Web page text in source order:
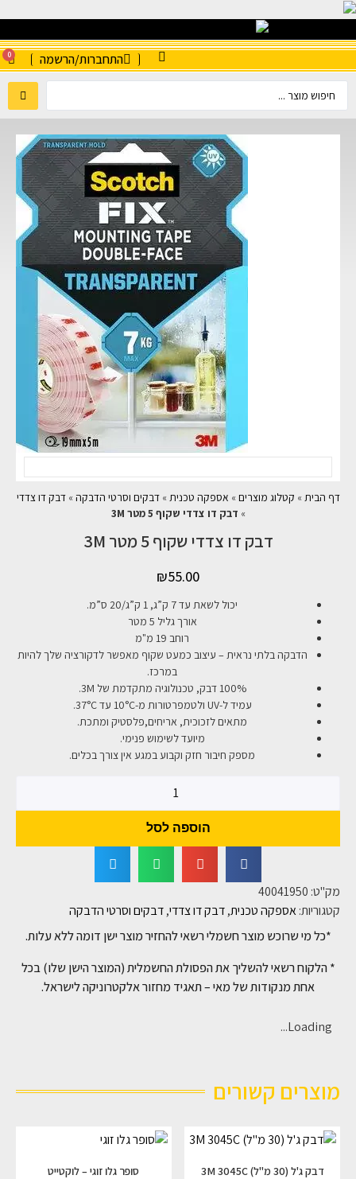
התחברות/הרשמה 0
דף הבית » קטלוג מוצרים » אספקה טכנית »דבקים וסרטי הדבקה »דבק דו צדדי
» דבק דו צדדי שקוף 5 מטר 3M
דבק דו צדדי שקוף 5 מטר 3M
₪55.00
יכול לשאת עד 7 ק”ג, 1 ק”ג/20 ס”מ.
אורך גליל 5 מטר
רוחב 19 מ"מ
הדבקה בלתי נראית – עיצוב כמעט שקוף מאפשר לדקורציה שלך להיות
במרכז.
100% דבק, טכנולוגיה מתקדמת של 3M.
עמיד ל-UV ולטמפרטורות מ-10°C עד 37°C.
מתאים לזכוכית, אריחים,פלסטיק ומתכת.
מיועד לשימוש פנימי.
מספק חיבור חזק וקבוע במגע אין צורך בכלים.
הוספה לסל
מק"ט: 40041950
קטגוריות:אספקה טכנית,דבק דו צדדי,דבקים וסרטי הדבקה
*כל מי שרוכש מוצר חשמלי רשאי להחזיר מוצר ישן דומה ללא עלות.
* הלקוח רשאי להשליך את הפסולת החשמלית (המוצר הישן שלו) בכל
אחת מנקודות של מאי – תאגיד מחזור אלקטרוניקה לישראל.
Loading...
מוצרים קשורים
דבק ג'ל (30 מ"ל) 3M 3045C
סופר גלו זוגי – לוקטייט